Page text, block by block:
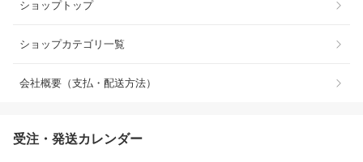
ショップトップ
ショップカテゴリ一覧
会社概要（支払・配送方法）
受注・発送カレンダー